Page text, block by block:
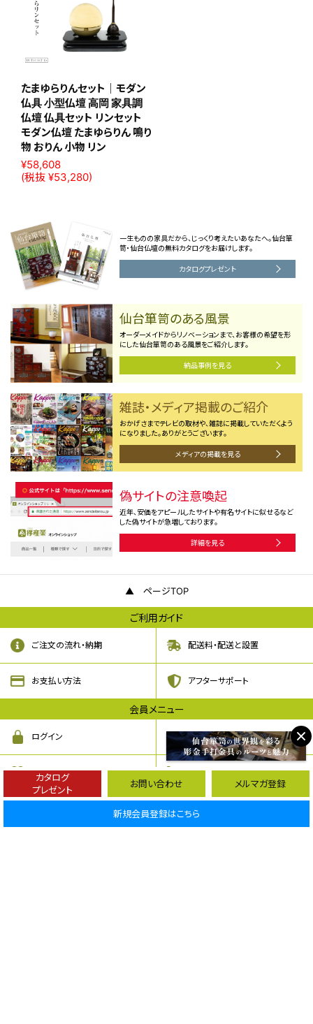
たまゆらりんセット｜モダン
仏具 小型仏壇 高岡 家具調
仏壇 仏具セット リンセット
モダン仏壇 たまゆらりん 鳴り
物 おりん 小物 リン
¥58,608
(税抜 ¥53,280)
一生ものの家具だから、じっくり考えたいあなたへ。仙台箪
笥・仙台仏壇の無料カタログをお届けします。
カタログプレゼント
仙台箪笥のある風景
オーダーメイドからリノベーションまで、お客様の希望を形
にした仙台箪笥のある風景をご紹介します。
納品事例を見る
雑誌・メディア掲載のご紹介
おかげさまでテレビの取材や、雑誌に掲載していただくよう
になりました。ありがとうございます。
メディアの掲載を見る
偽サイトの注意喚起
近年、安価をアピールしたサイトや有名サイトに似せるなど
した偽サイトが急増しております。
詳細を見る
ページTOP
カタログ
プレゼント
お問い合わせ メルマガ登録
新規会員登録はこちら
ご利用ガイド
ご注文の流れ・納期 配送料・配送と設置
お支払い方法 アフターサポート
会員メニュー
ログイン 会員登録
お気に入り カート
お問い合わせ・ご相談
商品に関するお問い合わせは、下記へご連絡下さい。